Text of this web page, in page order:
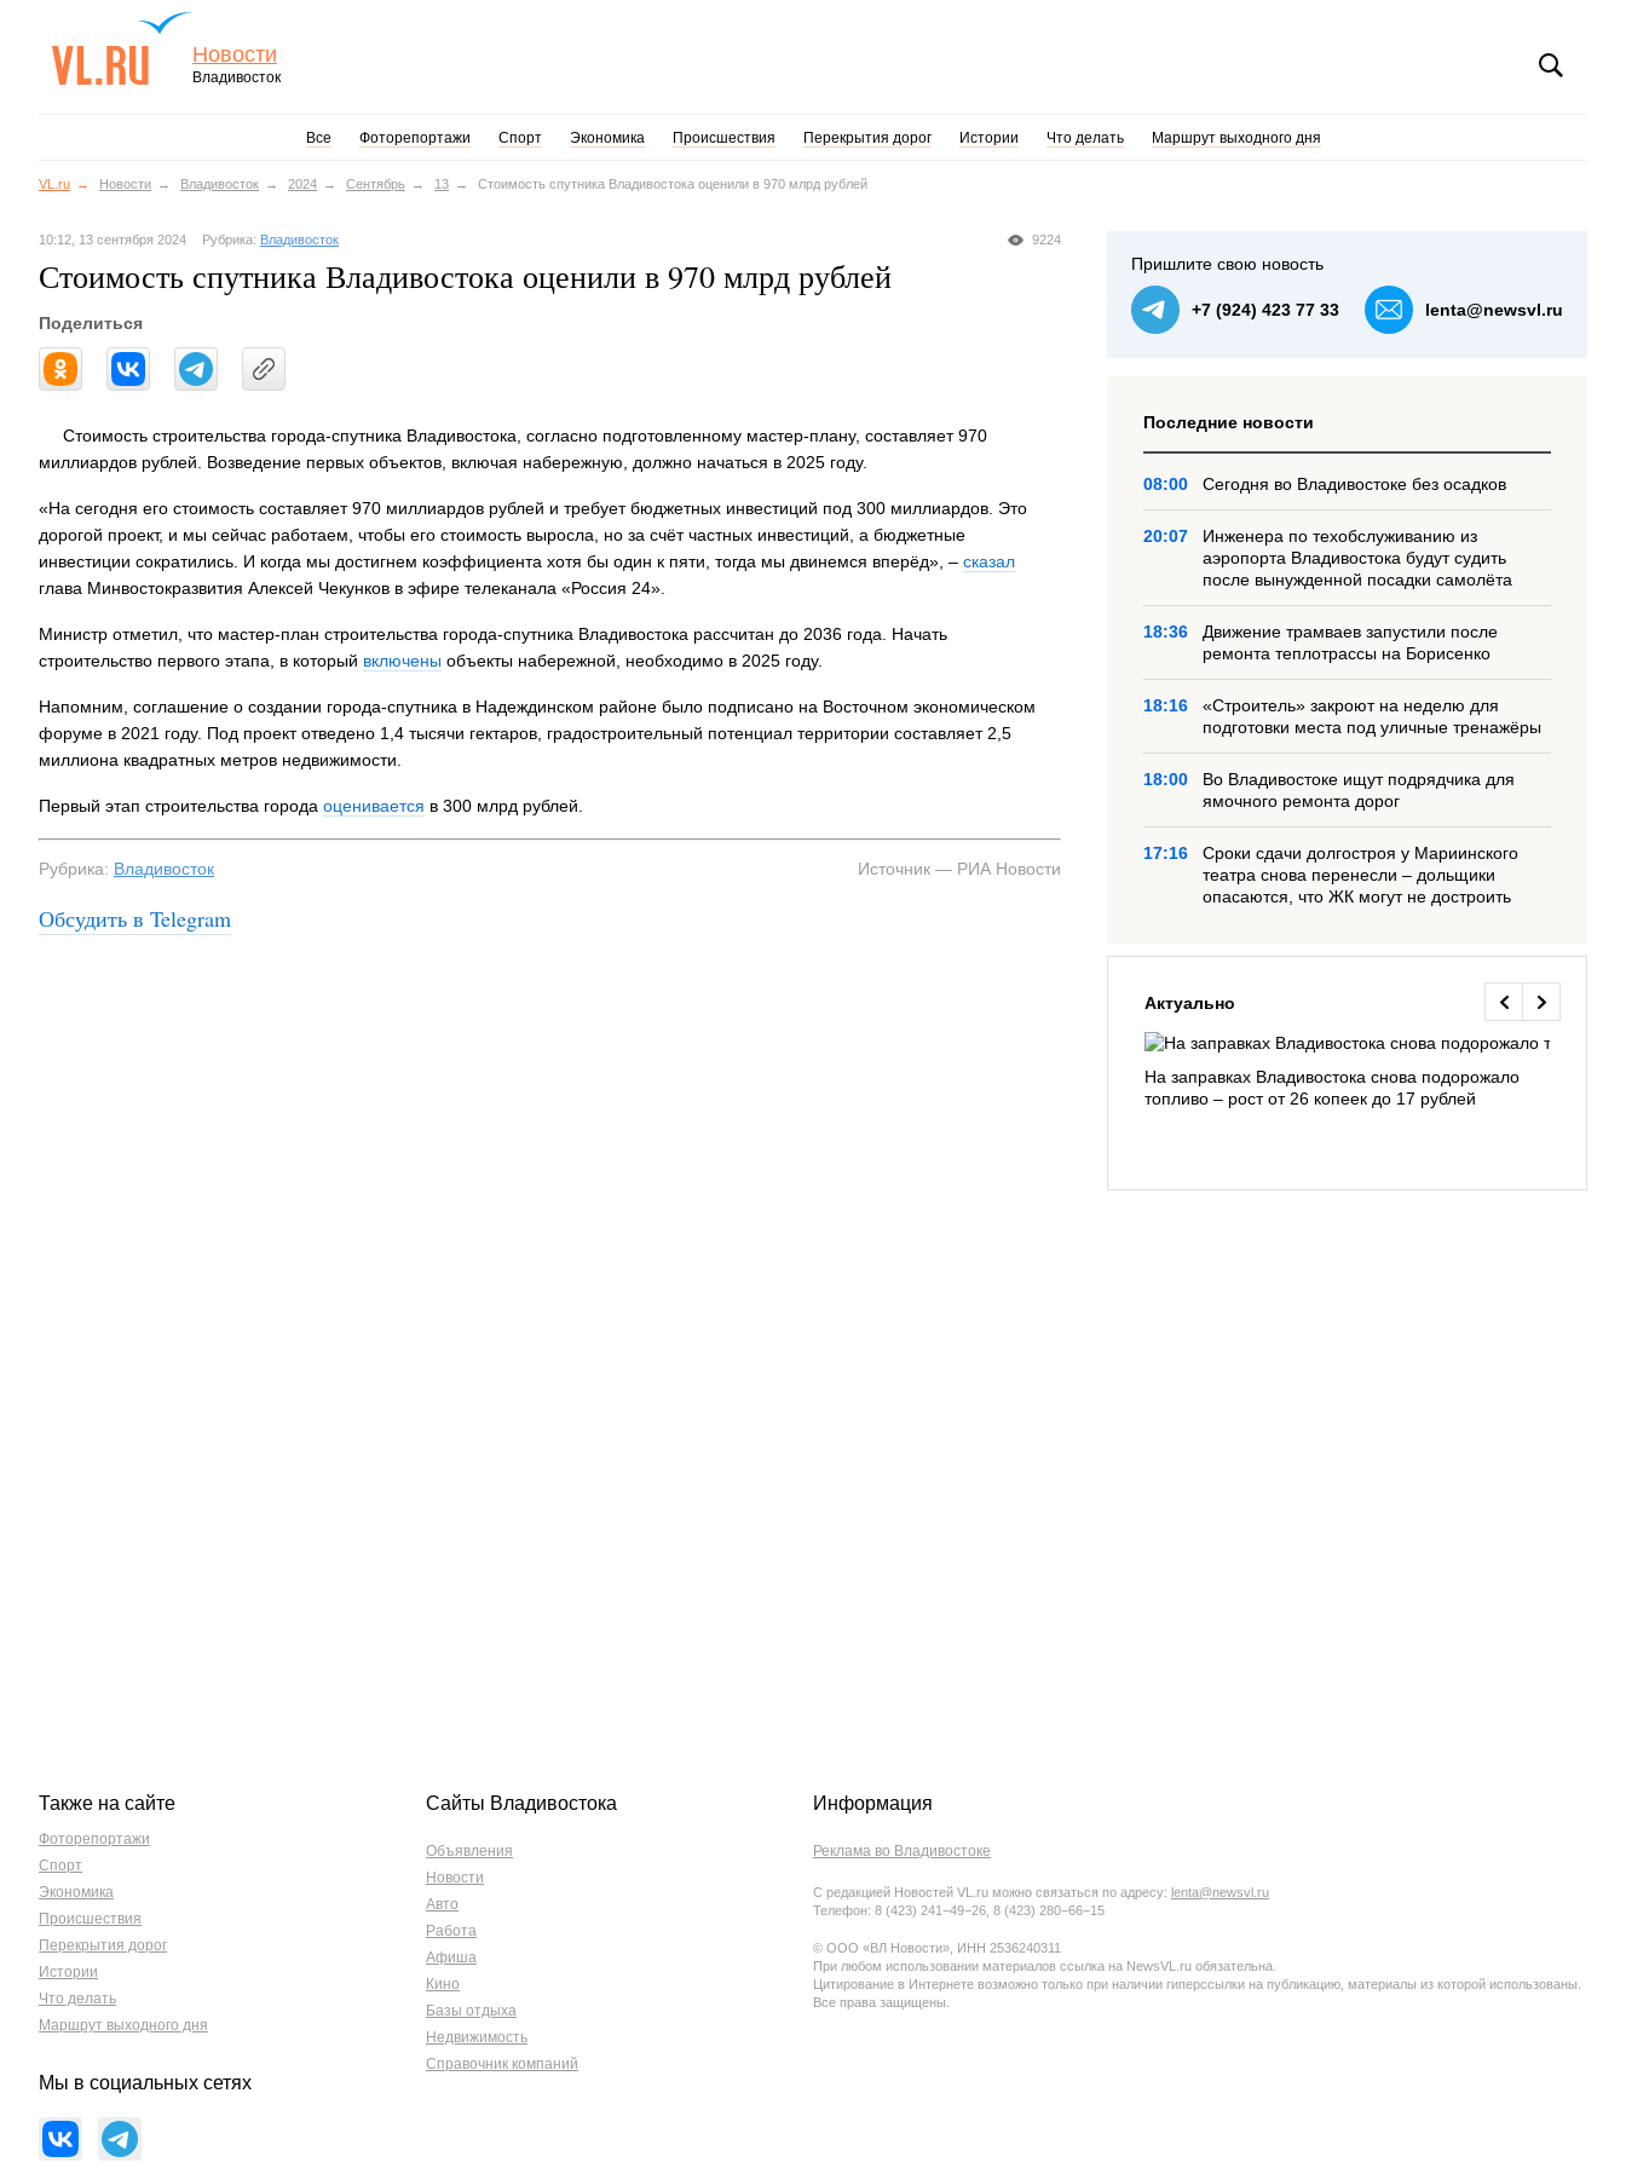
Новости
Владивосток
Все Фоторепортажи Спорт Экономика Происшествия Перекрытия дорог Истории Что делать Маршрут выходного дня
VL.ru Новости Владивосток 2024 Сентябрь 13 Стоимость спутника Владивостока оценили в 970 млрд рублей
9224
10:12, 13 сентября 2024 Рубрика: Владивосток
Стоимость спутника Владивостока оценили в 970 млрд рублей
Поделиться
Стоимость строительства города-спутника Владивостока, согласно подготовленному мастер-плану, составляет 970
миллиардов рублей. Возведение первых объектов, включая набережную, должно начаться в 2025 году.
«На сегодня его стоимость составляет 970 миллиардов рублей и требует бюджетных инвестиций под 300 миллиардов. Это
дорогой проект, и мы сейчас работаем, чтобы его стоимость выросла, но за счёт частных инвестиций, а бюджетные
инвестиции сократились. И когда мы достигнем коэффициента хотя бы один к пяти, тогда мы двинемся вперёд», – сказал
глава Минвостокразвития Алексей Чекунков в эфире телеканала «Россия 24».
Министр отметил, что мастер-план строительства города-спутника Владивостока рассчитан до 2036 года. Начать
строительство первого этапа, в который включены объекты набережной, необходимо в 2025 году.
Напомним, соглашение о создании города-спутника в Надеждинском районе было подписано на Восточном экономическом
форуме в 2021 году. Под проект отведено 1,4 тысячи гектаров, градостроительный потенциал территории составляет 2,5
миллиона квадратных метров недвижимости.
Первый этап строительства города оценивается в 300 млрд рублей.
Рубрика: Владивосток Источник — РИА Новости
Обсудить в Telegram
Пришлите свою новость
+7 (924) 423 77 33 lenta@newsvl.ru
Последние новости
08:00 Сегодня во Владивостоке без осадков
20:07
Инженера по техобслуживанию из
аэропорта Владивостока будут судить
после вынужденной посадки самолёта
18:36
Движение трамваев запустили после
ремонта теплотрассы на Борисенко
18:16
«Строитель» закроют на неделю для
подготовки места под уличные тренажёры
18:00
Во Владивостоке ищут подрядчика для
ямочного ремонта дорог
17:16
Сроки сдачи долгостроя у Мариинского
театра снова перенесли – дольщики
опасаются, что ЖК могут не достроить
Актуально
На заправках Владивостока снова подорожало
топливо – рост от 26 копеек до 17 рублей
Также на сайте
Фоторепортажи
Спорт
Экономика
Происшествия
Перекрытия дорог
Истории
Что делать
Маршрут выходного дня
Мы в социальных сетях
Сайты Владивостока
Объявления
Новости
Авто
Работа
Афиша
Кино
Базы отдыха
Недвижимость
Справочник компаний
Информация
Реклама во Владивостоке
С редакцией Новостей VL.ru можно связаться по адресу: lenta@newsvl.ru
Телефон: 8 (423) 241−49−26, 8 (423) 280−66−15
© ООО «ВЛ Новости», ИНН 2536240311
При любом использовании материалов ссылка на NewsVL.ru обязательна.
Цитирование в Интернете возможно только при наличии гиперссылки на публикацию, материалы из которой использованы.
Все права защищены.